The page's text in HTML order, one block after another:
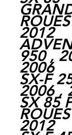
2012
950 ,
2006
SX-F
2006 ,
SX 85
2012